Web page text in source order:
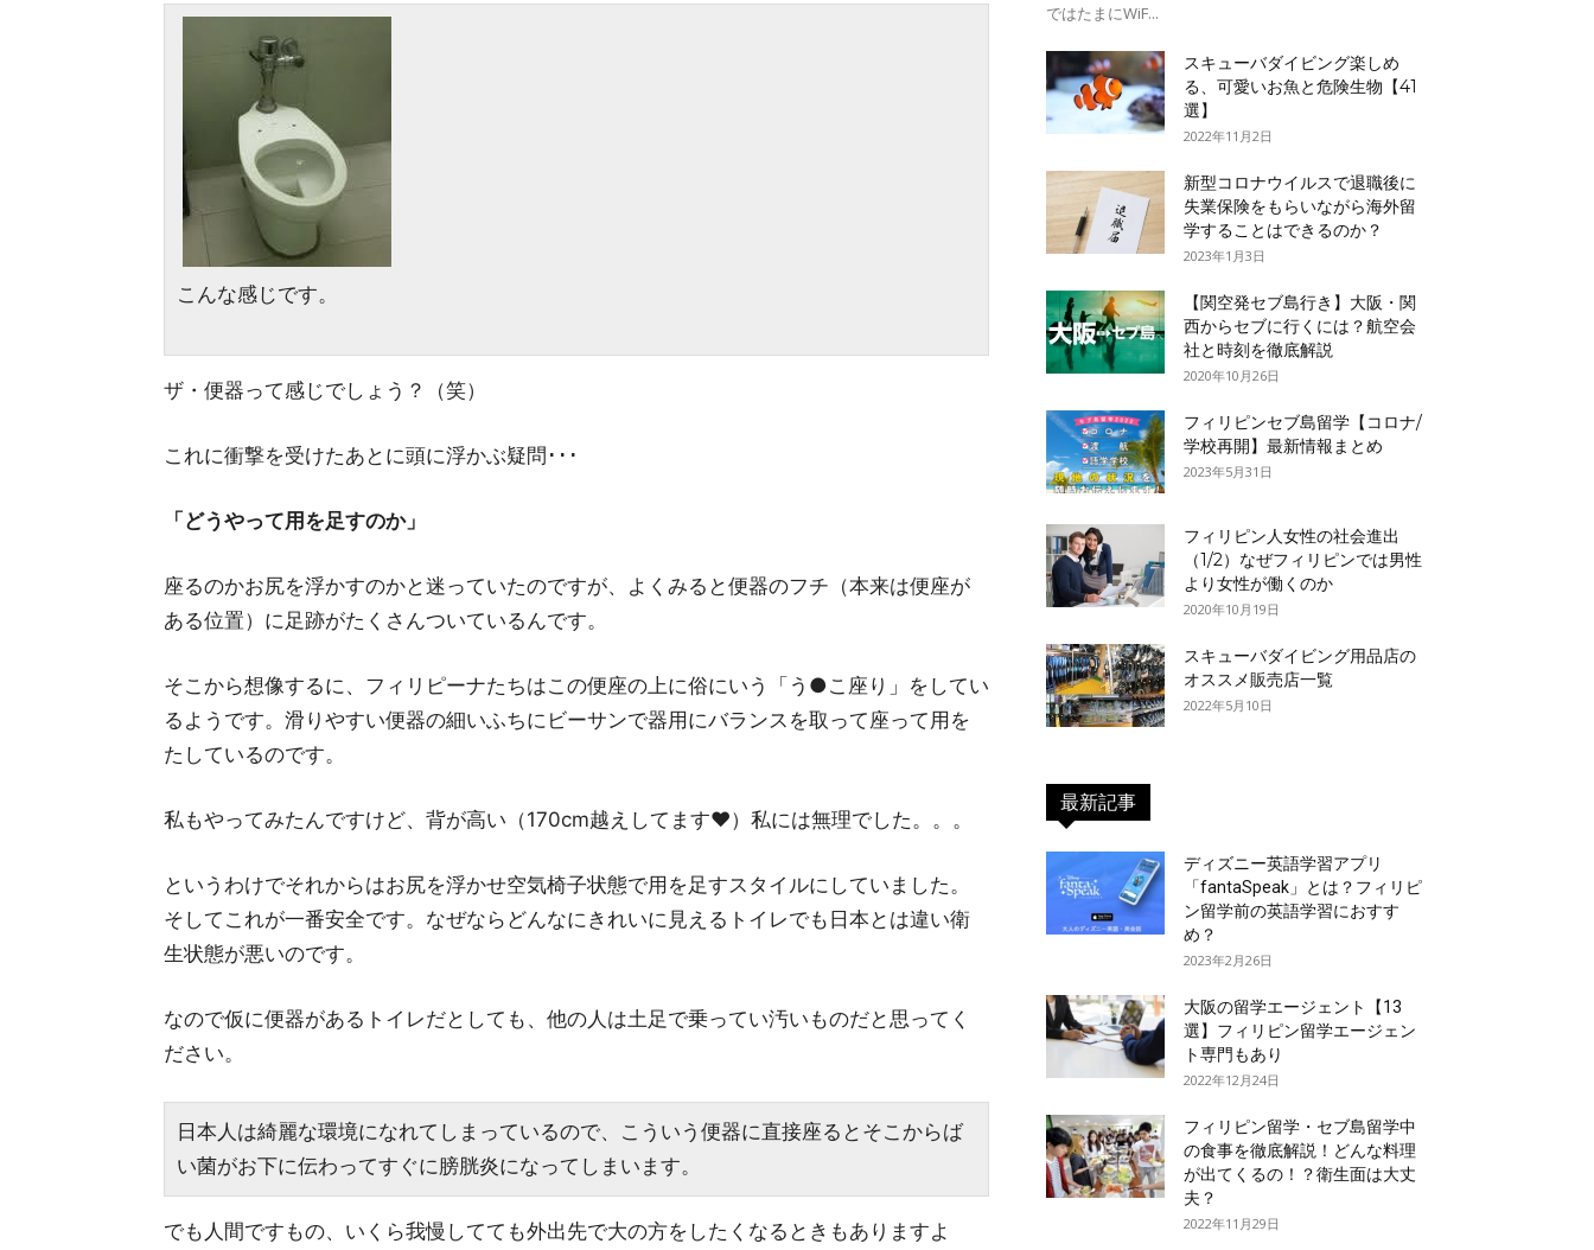
こんな感じです。
ザ・便器って感じでしょう？（笑）
これに衝撃を受けたあとに頭に浮かぶ疑問･･･
「どうやって用を足すのか」
座るのかお尻を浮かすのかと迷っていたのですが、よくみると便器のフチ（本来は便座が
ある位置）に足跡がたくさんついているんです。
そこから想像するに、フィリピーナたちはこの便座の上に俗にいう「う●こ座り」をしてい
るようです。滑りやすい便器の細いふちにビーサンで器用にバランスを取って座って用を
たしているのです。
私もやってみたんですけど、背が高い（170cm越えしてます♥）私には無理でした。。。
というわけでそれからはお尻を浮かせ空気椅子状態で用を足すスタイルにしていました。
そしてこれが一番安全です。なぜならどんなにきれいに見えるトイレでも日本とは違い衛
生状態が悪いのです。
なので仮に便器があるトイレだとしても、他の人は土足で乗ってい汚いものだと思ってく
ださい。
日本人は綺麗な環境になれてしまっているので、こういう便器に直接座るとそこからば
い菌がお下に伝わってすぐに膀胱炎になってしまいます。
でも人間ですもの、いくら我慢してても外出先で大の方をしたくなるときもありますよ
ではたまにWiF...
スキューバダイビング楽しめ
る、可愛いお魚と危険生物【41
選】
2022年11月2日
新型コロナウイルスで退職後に
失業保険をもらいながら海外留
学することはできるのか？
2023年1月3日
【関空発セブ島行き】大阪・関
西からセブに行くには？航空会
社と時刻を徹底解説
2020年10月26日
フィリピンセブ島留学【コロナ/
学校再開】最新情報まとめ
2023年5月31日
フィリピン人女性の社会進出
（1/2）なぜフィリピンでは男性
より女性が働くのか
2020年10月19日
スキューバダイビング用品店の
オススメ販売店一覧
2022年5月10日
最新記事
ディズニー英語学習アプリ
「fantaSpeak」とは？フィリピ
ン留学前の英語学習におすす
め？
2023年2月26日
大阪の留学エージェント【13
選】フィリピン留学エージェン
ト専門もあり
2022年12月24日
フィリピン留学・セブ島留学中
の食事を徹底解説！どんな料理
が出てくるの！？衛生面は大丈
夫？
2022年11月29日